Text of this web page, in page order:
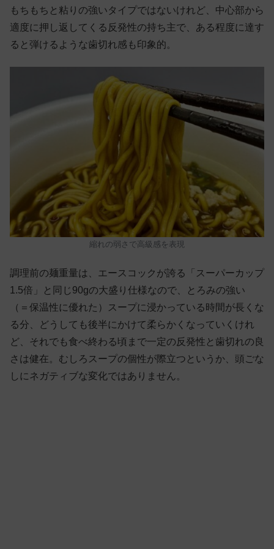
もちもちと粘りの強いタイプではないけれど、中心部から
適度に押し返してくる反発性の持ち主で、ある程度に達す
ると弾けるような歯切れ感も印象的。
縮れの弱さで高級感を表現
調理前の麺重量は、エースコックが誇る「スーパーカップ
1.5倍」と同じ90gの大盛り仕様なので、とろみの強い
（＝保温性に優れた）スープに浸かっている時間が長くな
る分、どうしても後半にかけて柔らかくなっていくけれ
ど、それでも食べ終わる頃まで一定の反発性と歯切れの良
さは健在。むしろスープの個性が際立つというか、頭ごな
しにネガティブな変化ではありません。